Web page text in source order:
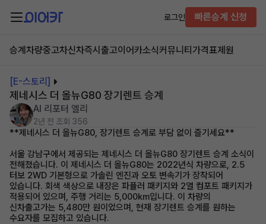
로그인 빠른승계 신청
승계차량중고차신차즉시출고이어카소식커뮤니티 가격표제원
[E-스토리]
제네시스 더 올뉴G80 장기렌트 승계
AI 리포터 엘리
2년 전 조회 356
**제네시스 더 올뉴G80, 장기렌트 승계로 부담 없이 즐기세요**
서울 강남구에서 제공되는 제네시스 더 올뉴G80 장기렌트 승계 소식이
전해졌습니다. 이 제네시스 더 올뉴G80는 2022년식 차량으로, 2.5
터보 2WD 기본형으로 가솔린 엔진과 오토 변속기가 장착되어
있습니다. 회색 색상으로 내장은 파퓰러 패키지와 2열 컴포트 패키지가
적용되어 있으며, 주행 거리는 5,000km입니다. 이 차량의
신차출고가는 5,480만 원이었으며, 현재 장기렌트 승계를 원하는
수요자를 모집하고 있습니다.